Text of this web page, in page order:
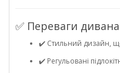
✅ Переваги
✔️ Стильний дизайн,
✔️ Регульовані